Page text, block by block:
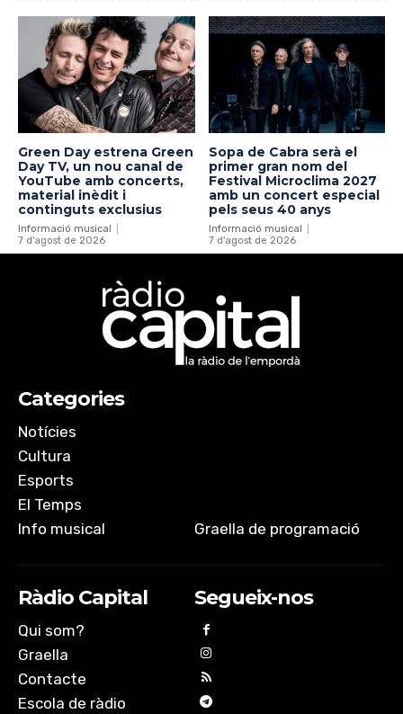
Green Day estrena Green
Day TV, un nou canal de
YouTube amb concerts,
material inèdit i
continguts exclusius
Informació musical
7 d'agost de 2026
Sopa de Cabra serà el
primer gran nom del
Festival Microclima 2027
amb un concert especial
pels seus 40 anys
Informació musical
7 d'agost de 2026
Categories
Notícies
Cultura
Esports
El Temps
Info musical
Graella de programació
Ràdio Capital
Qui som?
Graella
Contacte
Escola de ràdio
Segueix-nos